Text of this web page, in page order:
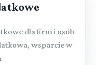
dla firm i osób
wsparcie w